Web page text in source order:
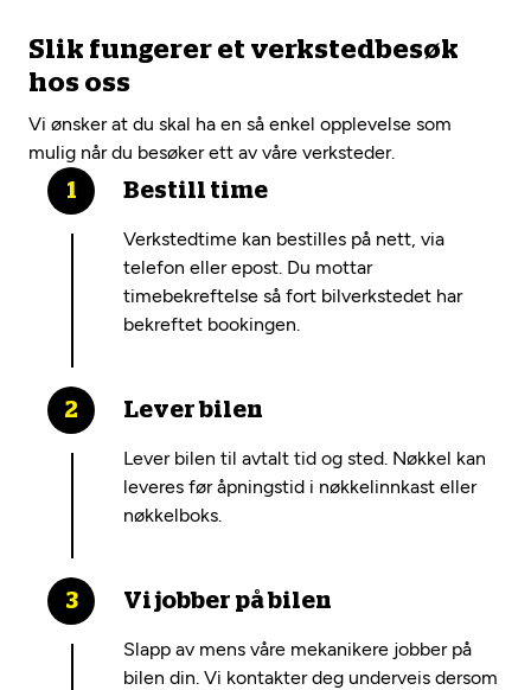
Slik fungerer et verkstedbesøk
hos oss
Vi ønsker at du skal ha en så enkel opplevelse som
mulig når du besøker ett av våre verksteder.
Bestill time
Verkstedtime kan bestilles på nett, via
telefon eller epost. Du mottar
timebekreftelse så fort bilverkstedet har
bekreftet bookingen.
Lever bilen
Lever bilen til avtalt tid og sted. Nøkkel kan
leveres før åpningstid i nøkkelinnkast eller
nøkkelboks.
Vi jobber på bilen
Slapp av mens våre mekanikere jobber på
bilen din. Vi kontakter deg underveis dersom